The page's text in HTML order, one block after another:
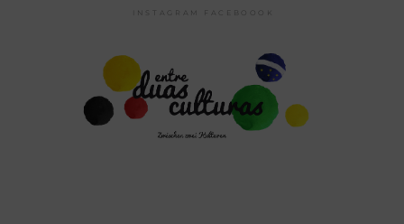
INSTAGRAM FACEBOOOK